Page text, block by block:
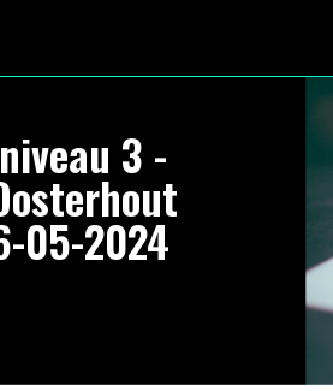
3 -
05-2024